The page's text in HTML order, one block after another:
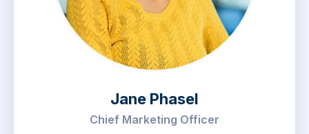
Jane Phasel
Chief Marketing Officer